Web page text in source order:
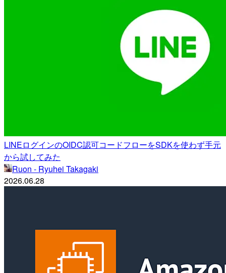
LINEログインのOIDC認可コードフローをSDKを使わず手元
から試してみた
Ruon - Ryuhei Takagaki
2026.06.28